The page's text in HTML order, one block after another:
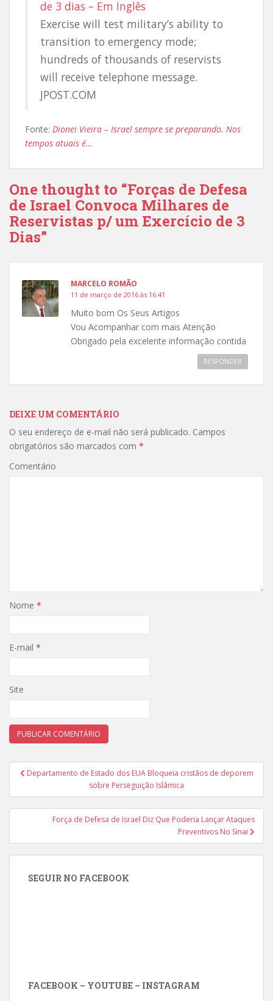
de 3 dias – Em Inglês
Exercise will test military’s ability to
transition to emergency mode;
hundreds of thousands of reservists
will receive telephone message.
JPOST.COM
Fonte: Dionei Vieira – Israel sempre se preparando. Nos
tempos atuais é…
One thought to “Forças de Defesa
de Israel Convoca Milhares de
Reservistas p/ um Exercício de 3
Dias”
MARCELO ROMÃO
11 de março de 2016 às 16:41
Muito bom Os Seus Artigos
Vou Acompanhar com mais Atenção
Obrigado pela excelente informação contida
RESPONDER
DEIXE UM COMENTÁRIO
O seu endereço de e-mail não será publicado. Campos
obrigatórios são marcados com *
Comentário
Nome *
E-mail *
Site
Navegação
Post
Departamento de Estado dos EUA Bloqueia cristãos de deporem
sobre Perseguição Islâmica
Força de Defesa de Israel Diz Que Poderia Lançar Ataques
Preventivos No Sinai
SEGUIR NO FACEBOOK
FACEBOOK – YOUTUBE – INSTAGRAM